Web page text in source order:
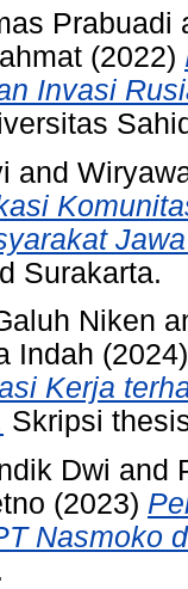
Prabuadi
(2022)
Invasi
and
Surakarta.
Niken
Indah
Kerja
Skripsi
Dwi and
(2023)
Nasmoko